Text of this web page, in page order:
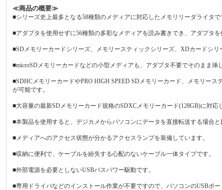
≪商品の概要≫
■シリーズ史上最多となる58種類のメディアに対応したメモリリーダライタ
■アダプタを使用せずに56種類の多彩なメディアを読み書きでき、アダプタ
■SDメモリーカードシリーズ、メモリースティックシリーズ、XDカードシ
■microSDメモリーカードなどの小型メディアも、アダプタ不要でそのまま挿
■SDHCメモリーカードやPRO HIGH SPEED SDメモリーカード、メモリー
が可能です。
■大容量の最新SDメモリーカード規格のSDXCメモリーカード(128GB)に対応
■本製品を使用すると、デジカメからパソコンにデータを直接転送する場合と
■メディアへのアクセス状態が分かるアクセスランプを装備しています。
■収納に便利で、ケーブルを紛失する心配のないケーブル一体タイプです。
■外部電源を必要としないUSBバスパワー駆動です。
■専用ドライバなどのインストール作業が不要ですので、パソコンのUSBポー